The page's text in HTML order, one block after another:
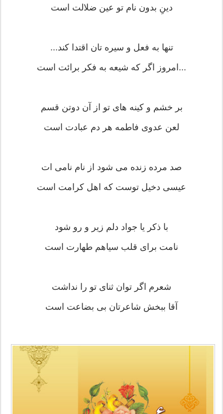
دینِ بدون نام تو عین ضلالت است
تنها به فعل و سیره تان اقتدا کند...
...امروز اگر که شیعه به فکر برائت است
بر خشم و کینه های تو از آن دوتن قسم
لعن عدوی فاطمه هر دم عبادت است
صد مرده زنده می شود از نام نامی ات
عیسی دخیل توست که اهل کرامت است
با ذکر یا جواد دلم زیر و رو شود
نامت برای قلب سیاهم طهارت است
شعرم اگر توان ثنای تو را نداشت
آقا ببخش شاعرتان بی بضاعت است